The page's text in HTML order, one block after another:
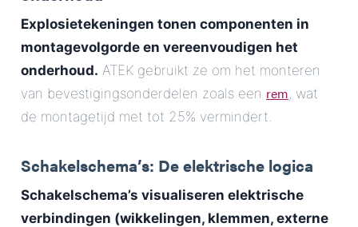
Explosietekeningen tonen componenten in
montagevolgorde en vereenvoudigen het
onderhoud. ATEK gebruikt ze om het monteren
van bevestigingsonderdelen zoals een rem, wat
de montagetijd met tot 25% vermindert.
Schakelschema’s: De elektrische logica
Schakelschema’s visualiseren elektrische
verbindingen (wikkelingen, klemmen, externe